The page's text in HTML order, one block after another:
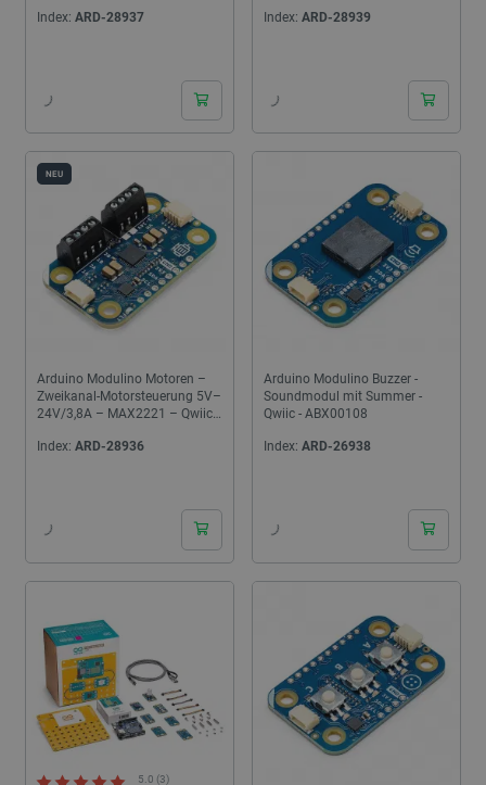
Index: ARD-28937 Index: ARD-28939
Arduino Modulino Motoren –
Zweikanal-Motorsteuerung 5V–
24V/3,8A – MAX2221 – Qwiic
Index: ARD-28936
NEU
Arduino Modulino Buzzer -
Soundmodul mit Summer -
Qwiic - ABX00108
Index: ARD-26938
5.0 (3)